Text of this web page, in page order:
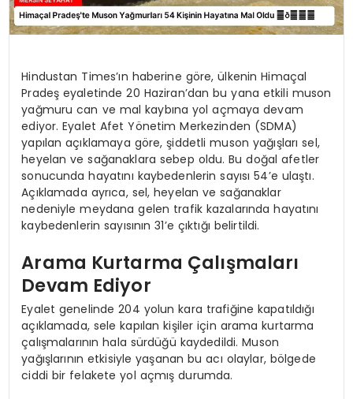
Hindustan Times’ın haberine göre, ülkenin Himaçal
Pradeş eyaletinde 20 Haziran’dan bu yana etkili muson
yağmuru can ve mal kaybına yol açmaya devam
ediyor. Eyalet Afet Yönetim Merkezinden (SDMA)
yapılan açıklamaya göre, şiddetli muson yağışları sel,
heyelan ve sağanaklara sebep oldu. Bu doğal afetler
sonucunda hayatını kaybedenlerin sayısı 54’e ulaştı.
Açıklamada ayrıca, sel, heyelan ve sağanaklar
nedeniyle meydana gelen trafik kazalarında hayatını
kaybedenlerin sayısının 31’e çıktığı belirtildi.
Arama Kurtarma Çalışmaları
Devam Ediyor
Eyalet genelinde 204 yolun kara trafiğine kapatıldığı
açıklamada, sele kapılan kişiler için arama kurtarma
çalışmalarının hala sürdüğü kaydedildi. Muson
yağışlarının etkisiyle yaşanan bu acı olaylar, bölgede
ciddi bir felakete yol açmış durumda.